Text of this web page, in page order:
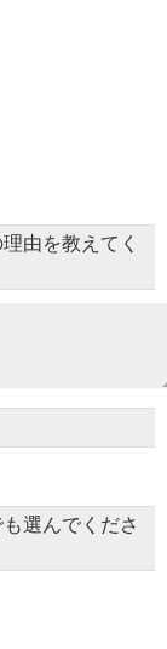
由を教えてく
選んでくださ